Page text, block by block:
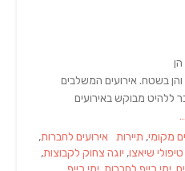
בשטח. אירועים המשלבים
ללהיט מבוקש באירועים
מקומי, תיירות Tags
אירועים לחברות,
טיפולי שיאצו, יוגה צחוק לקבוצות,